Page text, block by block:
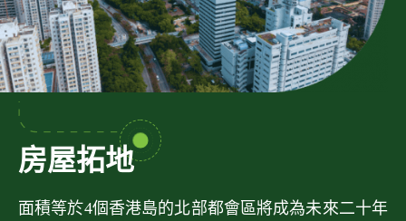
房屋拓地
面積等於4個香港島的北部都會區將成為未來二十年